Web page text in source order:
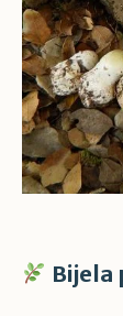
Bijela